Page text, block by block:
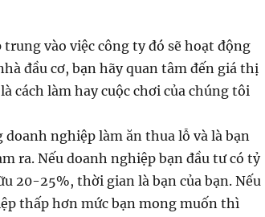
vào việc công ty đó sẽ hoạt động
đầu cơ, bạn hãy quan tâm đến giá thị
cách làm hay cuộc chơi của chúng tôi
nghiệp làm ăn thua lỗ và là bạn
ra. Nếu doanh nghiệp bạn đầu tư có tỷ
20-25%, thời gian là bạn của bạn. Nếu
thấp hơn mức bạn mong muốn thì